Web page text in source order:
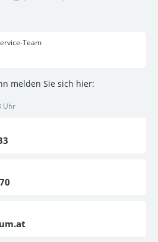
Team
melden Sie sich hier:
Uhr